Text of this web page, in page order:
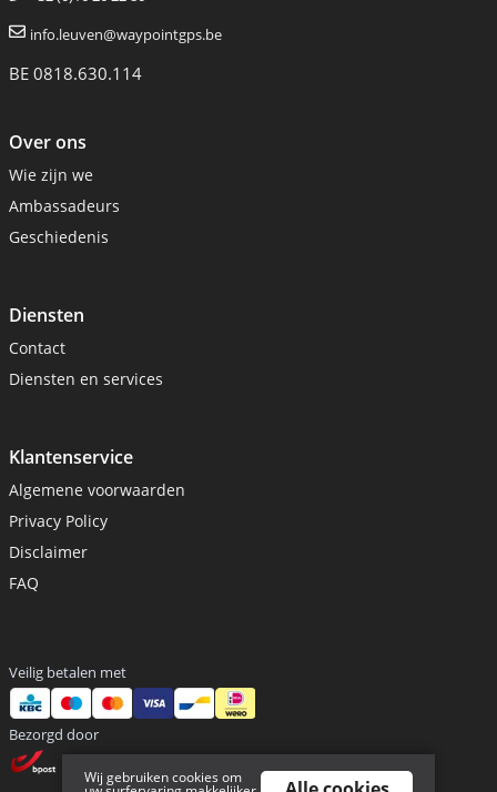
info.leuven@waypointgps.be
BE 0818.630.114
Over ons
Wie zijn we
Ambassadeurs
Geschiedenis
Diensten
Contact
Diensten en services
Klantenservice
Algemene voorwaarden
Privacy Policy
Disclaimer
FAQ
Veilig betalen met
Bezorgd door
Wij gebruiken cookies om